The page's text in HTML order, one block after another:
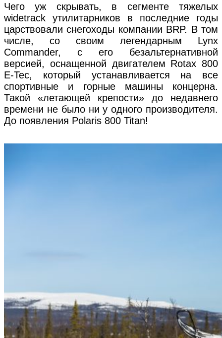
Чего уж скрывать, в сегменте тяжелых
widetrack утилитарников в последние годы
царствовали снегоходы компании BRP. В том
числе, со своим легендарным Lynx
Commander, с его безальтернативной
версией, оснащенной двигателем Rotax 800
E-Tec, который устанавливается на все
спортивные и горные машины концерна.
Такой «летающей крепости» до недавнего
времени не было ни у одного производителя.
До появления Polaris 800 Titan!